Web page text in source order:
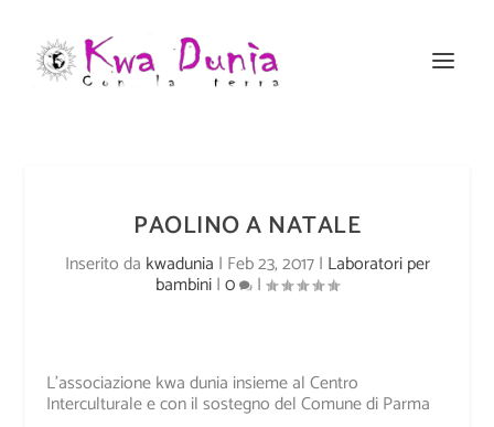
PAOLINO A NATALE
Inserito da kwadunia | Feb 23, 2017| Laboratori per
bambini|0 |
L’associazione kwa dunia insieme al Centro
Interculturale e con il sostegno del Comune di Parma